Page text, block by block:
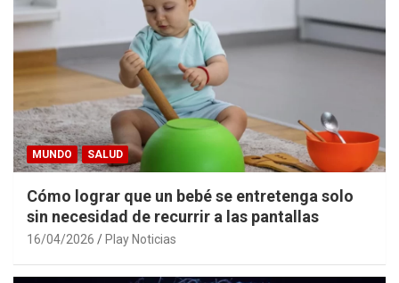
MUNDO SALUD
Cómo lograr que un bebé se entretenga solo
sin necesidad de recurrir a las pantallas
16/04/2026 Play Noticias